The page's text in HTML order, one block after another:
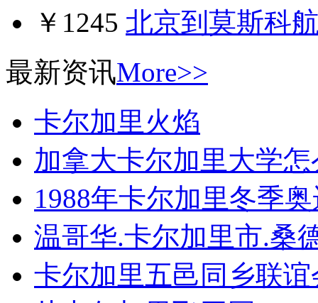
￥1245 北京到莫斯科
最新资讯More>>
卡尔加里火焰
加拿大卡尔加里大学
1988年卡尔加里冬季
温哥华.卡尔加里市.桑
卡尔加里五邑同乡联谊